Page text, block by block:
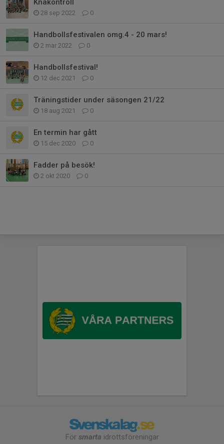
Knäkontroll
28 sep 2022 0
Handbollsfestivalen omg.4 - 20 mars!
2 mar 2022 0
Handbollsfestival!
12 dec 2021 0
Träningstider under säsongen 21/22
18 aug 2021 0
En termin har gått
15 dec 2020 0
Fadder på besök!
2 okt 2020 0
För smarta idrottsföreningar